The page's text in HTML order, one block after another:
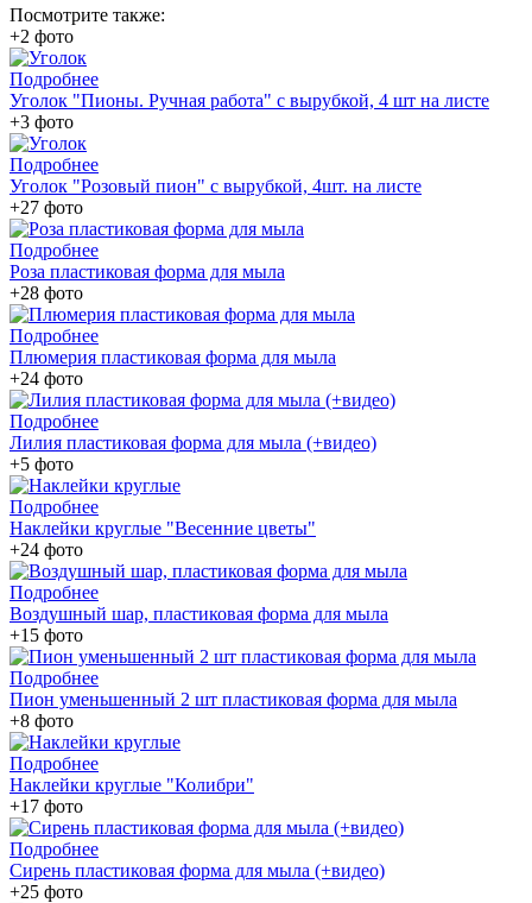
Посмотрите также:
+2 фото
Подробнее
Уголок "Пионы. Ручная работа" с вырубкой, 4 шт на листе
+3 фото
Подробнее
Уголок "Розовый пион" с вырубкой, 4шт. на листе
+27 фото
Подробнее
Роза пластиковая форма для мыла
+28 фото
Подробнее
Плюмерия пластиковая форма для мыла
+24 фото
Подробнее
Лилия пластиковая форма для мыла (+видео)
+5 фото
Подробнее
Наклейки круглые "Весенние цветы"
+24 фото
Подробнее
Воздушный шар, пластиковая форма для мыла
+15 фото
Подробнее
Пион уменьшенный 2 шт пластиковая форма для мыла
+8 фото
Подробнее
Наклейки круглые "Колибри"
+17 фото
Подробнее
Сирень пластиковая форма для мыла (+видео)
+25 фото